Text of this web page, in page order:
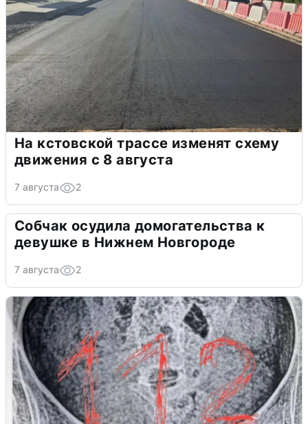
На кстовской трассе изменят схему
движения с 8 августа
7 августа 2
Собчак осудила домогательства к
девушке в Нижнем Новгороде
7 августа 2